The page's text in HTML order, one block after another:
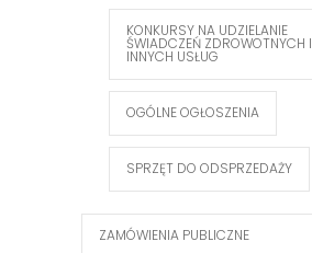
KONKURSY NA UDZIELANIE
ŚWIADCZEŃ ZDROWOTNYCH I
INNYCH USŁUG
OGÓLNE OGŁOSZENIA
SPRZĘT DO ODSPRZEDAŻY
ZAMÓWIENIA PUBLICZNE